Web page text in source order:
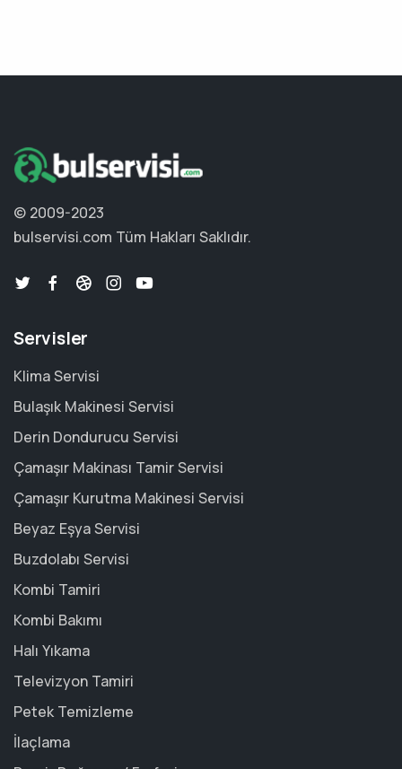
© 2009-2023
bulservisi.com Tüm Hakları Saklıdır.
Servisler
Klima Servisi
Bulaşık Makinesi Servisi
Derin Dondurucu Servisi
Çamaşır Makinası Tamir Servisi
Çamaşır Kurutma Makinesi Servisi
Beyaz Eşya Servisi
Buzdolabı Servisi
Kombi Tamiri
Kombi Bakımı
Halı Yıkama
Televizyon Tamiri
Petek Temizleme
İlaçlama